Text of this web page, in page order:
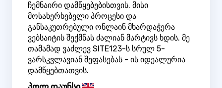
ჩემნაირი დამწყებებისთვის. მისი
მოსახერხებელი პროცესი და
განსაკუთრებული ონლაინ მხარდაჭერა
ვებსაიტის შექმნას ძალიან მარტივს ხდის. მე
თამამად ვაძლევ SITE123-ს სრულ 5-
ვარსკვლავიან შეფასებას - ის იდეალურია
დამწყებთათვის.